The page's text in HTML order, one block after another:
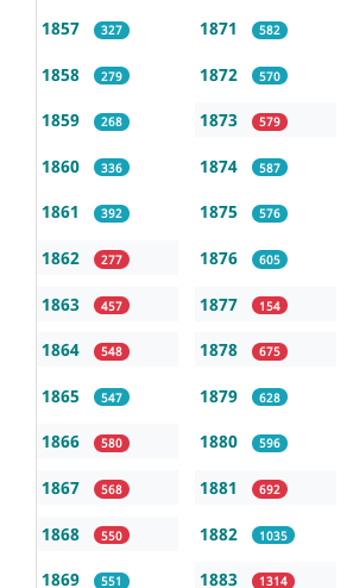
1857 327
1858 279
1859 268
1860 336
1861 392
1862 277
1863 457
1864 548
1865 547
1866 580
1867 568
1868 550
1869 551
1871 582
1872 570
1873 579
1874 587
1875 576
1876 605
1877 154
1878 675
1879 628
1880 596
1881 692
1882 1035
1883 1314